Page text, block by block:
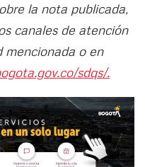
la nota publicada,
canales de atención
mencionada o en
sdqs/.